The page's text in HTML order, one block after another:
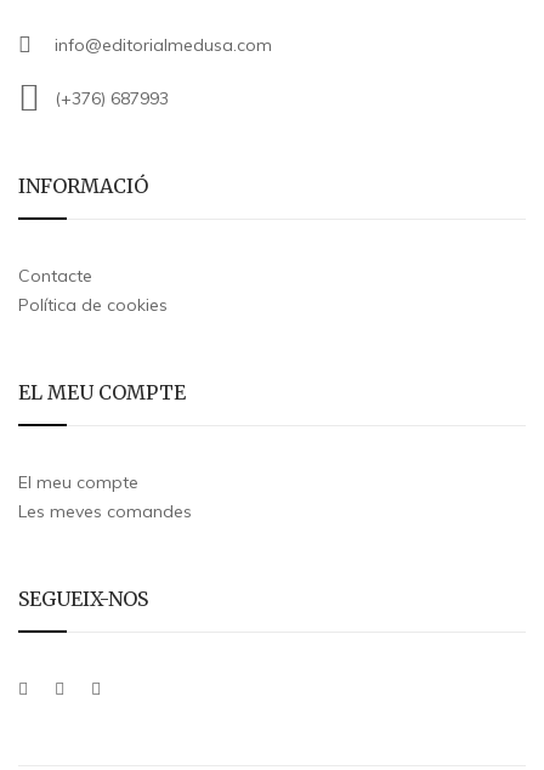
info@editorialmedusa.com
(+376) 687993
INFORMACIÓ
Contacte
Política de cookies
EL MEU COMPTE
El meu compte
Les meves comandes
SEGUEIX-NOS